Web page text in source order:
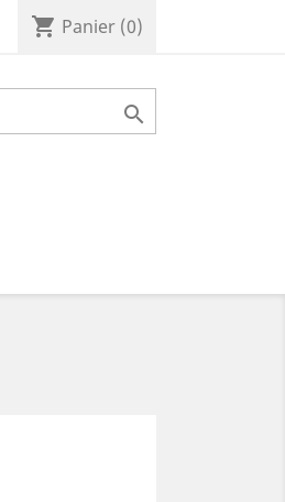
shopping_cart Panier (0)
